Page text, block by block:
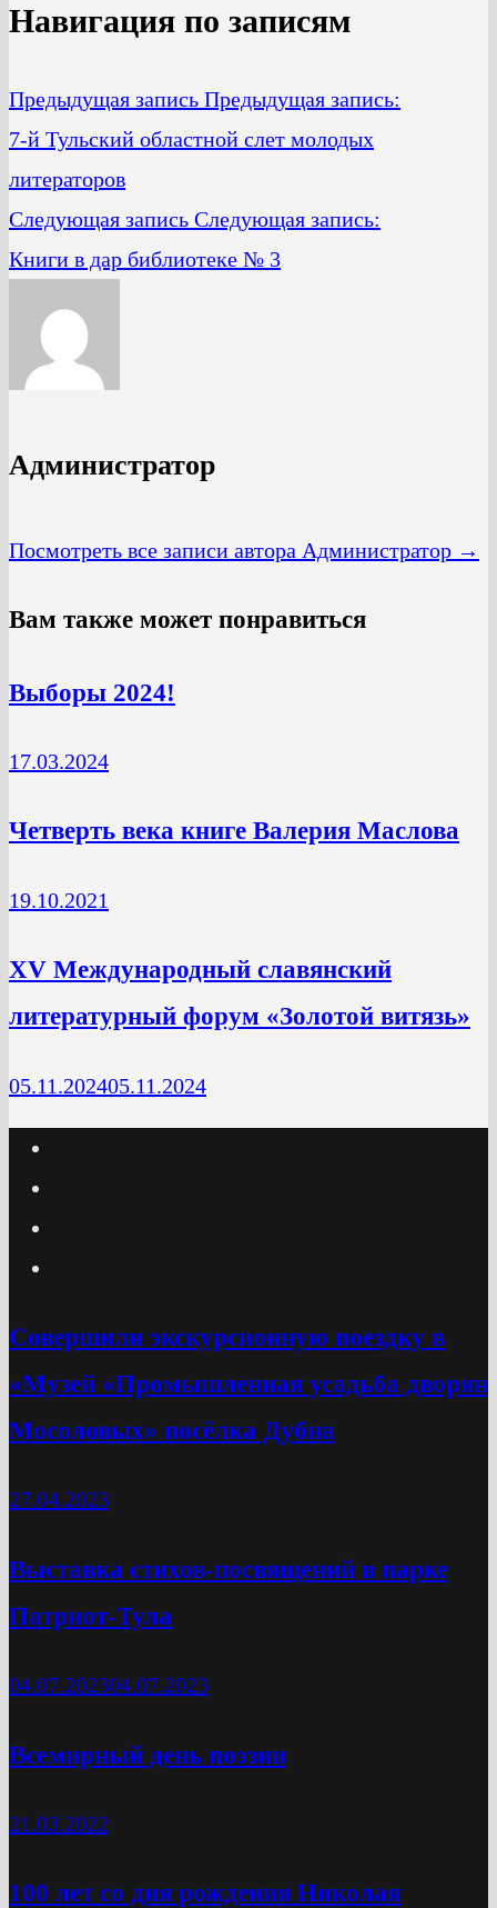
Навигация по записям
Предыдущая запись Предыдущая запись:
7-й Тульский областной слет молодых
литераторов
Следующая запись Следующая запись:
Книги в дар библиотеке № 3
Администратор
Посмотреть все записи автора Администратор →
Вам также может понравиться
Выборы 2024!
17.03.2024
Четверть века книге Валерия Маслова
19.10.2021
XV Международный славянский
литературный форум «Золотой витязь»
05.11.202405.11.2024
Cовершили экскурсионную поездку в
«Музей «Промышленная усадьба дворян
Мосоловых» посёлка Дубна
27.04.2023
Выставка стихов-посвящений в парке
Патриот-Тула
04.07.202304.07.2023
Всемирный день поэзии
21.03.2022
100 лет со дня рождения Николая